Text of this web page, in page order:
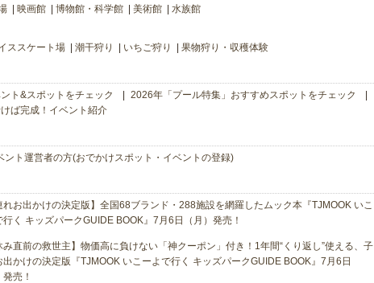
映画館 博物館・科学館 美術館 水族館
ススケート場 潮干狩り いちご狩り 果物狩り・収穫体験
ト&スポットをチェック
2026年「プール特集」おすすめスポットをチェック
ば完成！イベント紹介
ント運営者の方(おでかけスポット・イベントの登録)
れお出かけの決定版】全国68ブランド・288施設を網羅したムック本『TJMOOK いこ
行く キッズパークGUIDE BOOK』7月6日（月）発売！
み直前の救世主】物価高に負けない「神クーポン」付き！1年間“くり返し”使える、子
出かけの決定版『TJMOOK いこーよで行く キッズパークGUIDE BOOK』7月6日
発売！